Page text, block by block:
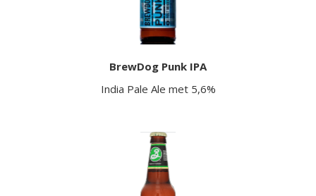
BrewDog Punk IPA
India Pale Ale met 5,6%